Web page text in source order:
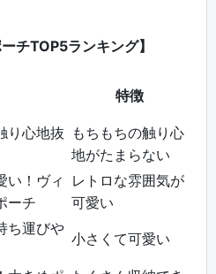
チTOP5ランキング】
特徴
り心地抜
もちもちの触り心
地がたまらない
い！ヴィ
ーチ
レトロな雰囲気が
可愛い
ち運びや
小さくて可愛い